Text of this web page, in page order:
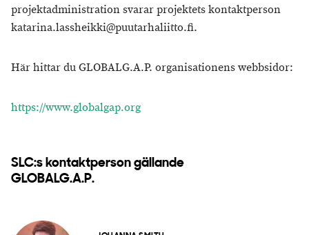
projektadministration svarar projektets kontaktperson
katarina.lassheikki@puutarhaliitto.fi.
Här hittar du GLOBALG.A.P. organisationens webbsidor:
https://www.globalgap.org
SLC:s kontaktperson gällande
GLOBALG.A.P.